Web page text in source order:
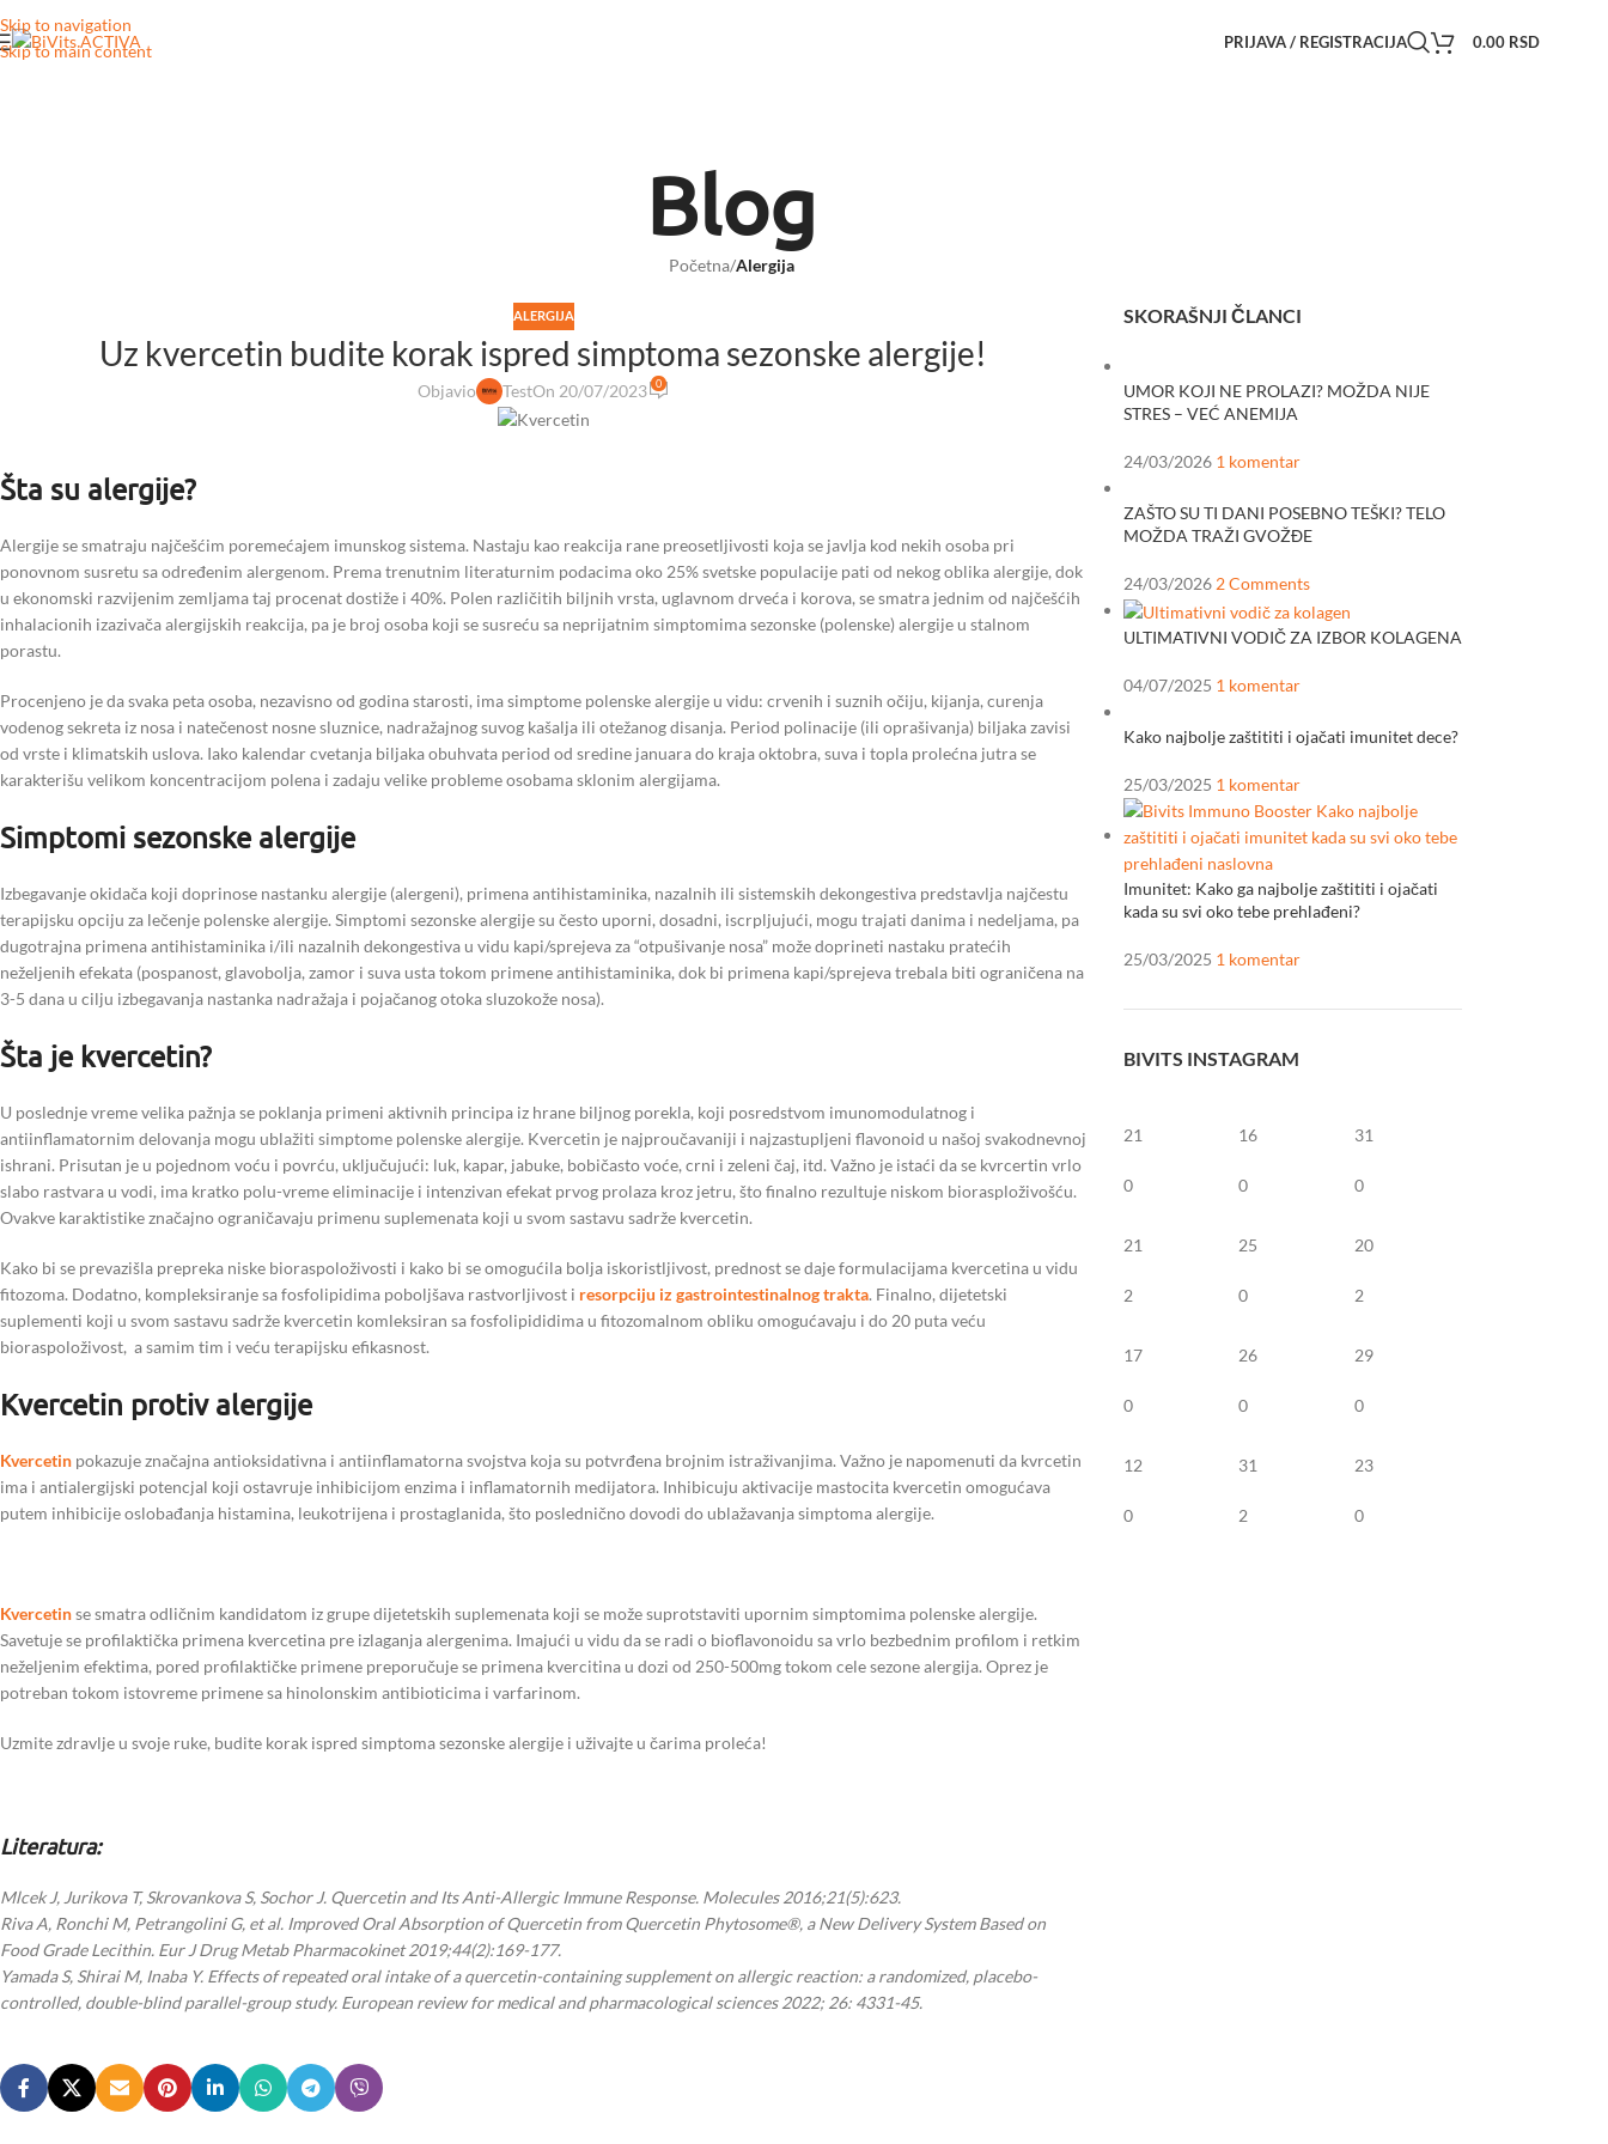
Skip to navigation
Skip to main content
PRIJAVA / REGISTRACIJA 0.00 RSD
Blog
Početna/Alergija
ALERGIJA
Uz kvercetin budite korak ispred simptoma sezonske alergije!
Objavio TestOn 20/07/2023 0
Šta su alergije?
Alergije se smatraju najčešćim poremećajem imunskog sistema. Nastaju kao reakcija rane preosetljivosti koja se javlja kod nekih osoba pri
ponovnom susretu sa određenim alergenom. Prema trenutnim literaturnim podacima oko 25% svetske populacije pati od nekog oblika alergije, dok
u ekonomski razvijenim zemljama taj procenat dostiže i 40%. Polen različitih biljnih vrsta, uglavnom drveća i korova, se smatra jednim od najčešćih
inhalacionih izazivača alergijskih reakcija, pa je broj osoba koji se susreću sa neprijatnim simptomima sezonske (polenske) alergije u stalnom
porastu.
Procenjeno je da svaka peta osoba, nezavisno od godina starosti, ima simptome polenske alergije u vidu: crvenih i suznih očiju, kijanja, curenja
vodenog sekreta iz nosa i natečenost nosne sluznice, nadražajnog suvog kašalja ili otežanog disanja. Period polinacije (ili oprašivanja) biljaka zavisi
od vrste i klimatskih uslova. Iako kalendar cvetanja biljaka obuhvata period od sredine januara do kraja oktobra, suva i topla prolećna jutra se
karakterišu velikom koncentracijom polena i zadaju velike probleme osobama sklonim alergijama.
Simptomi sezonske alergije
Izbegavanje okidača koji doprinose nastanku alergije (alergeni), primena antihistaminika, nazalnih ili sistemskih dekongestiva predstavlja najčestu
terapijsku opciju za lečenje polenske alergije. Simptomi sezonske alergije su često uporni, dosadni, iscrpljujući, mogu trajati danima i nedeljama, pa
dugotrajna primena antihistaminika i/ili nazalnih dekongestiva u vidu kapi/sprejeva za “otpušivanje nosa” može doprineti nastaku pratećih
neželjenih efekata (pospanost, glavobolja, zamor i suva usta tokom primene antihistaminika, dok bi primena kapi/sprejeva trebala biti ograničena na
3-5 dana u cilju izbegavanja nastanka nadražaja i pojačanog otoka sluzokože nosa).
Šta je kvercetin?
U poslednje vreme velika pažnja se poklanja primeni aktivnih principa iz hrane biljnog porekla, koji posredstvom imunomodulatnog i
antiinflamatornim delovanja mogu ublažiti simptome polenske alergije. Kvercetin je najproučavaniji i najzastupljeni flavonoid u našoj svakodnevnoj
ishrani. Prisutan je u pojednom voću i povrću, uključujući: luk, kapar, jabuke, bobičasto voće, crni i zeleni čaj, itd. Važno je istaći da se kvrcertin vrlo
slabo rastvara u vodi, ima kratko polu-vreme eliminacije i intenzivan efekat prvog prolaza kroz jetru, što finalno rezultuje niskom biorasploživošću.
Ovakve karaktistike značajno ograničavaju primenu suplemenata koji u svom sastavu sadrže kvercetin.
Kako bi se prevazišla prepreka niske bioraspoloživosti i kako bi se omogućila bolja iskoristljivost, prednost se daje formulacijama kvercetina u vidu
fitozoma. Dodatno, kompleksiranje sa fosfolipidima poboljšava rastvorljivost i resorpciju iz gastrointestinalnog trakta. Finalno, dijetetski
suplementi koji u svom sastavu sadrže kvercetin komleksiran sa fosfolipididima u fitozomalnom obliku omogućavaju i do 20 puta veću
bioraspoloživost, a samim tim i veću terapijsku efikasnost.
Kvercetin protiv alergije
Kvercetin pokazuje značajna antioksidativna i antiinflamatorna svojstva koja su potvrđena brojnim istraživanjima. Važno je napomenuti da kvrcetin
ima i antialergijski potencjal koji ostavruje inhibicijom enzima i inflamatornih medijatora. Inhibicuju aktivacije mastocita kvercetin omogućava
putem inhibicije oslobađanja histamina, leukotrijena i prostaglanida, što poslednično dovodi do ublažavanja simptoma alergije.
Kvercetinse smatra odličnim kandidatom iz grupe dijetetskih suplemenata koji se može suprotstaviti upornim simptomima polenske alergije.
Savetuje se profilaktička primena kvercetina pre izlaganja alergenima. Imajući u vidu da se radi o bioflavonoidu sa vrlo bezbednim profilom i retkim
neželjenim efektima, pored profilaktičke primene preporučuje se primena kvercitina u dozi od 250-500mg tokom cele sezone alergija. Oprez je
potreban tokom istovreme primene sa hinolonskim antibioticima i varfarinom.
Uzmite zdravlje u svoje ruke, budite korak ispred simptoma sezonske alergije i uživajte u čarima proleća!
Literatura:
Mlcek J, Jurikova T, Skrovankova S, Sochor J. Quercetin and Its Anti-Allergic Immune Response. Molecules 2016;21(5):623.
Riva A, Ronchi M, Petrangolini G, et al. Improved Oral Absorption of Quercetin from Quercetin Phytosome®, a New Delivery System Based on
Food Grade Lecithin. Eur J Drug Metab Pharmacokinet 2019;44(2):169-177.
Yamada S, Shirai M, Inaba Y. Effects of repeated oral intake of a quercetin-containing supplement on allergic reaction: a randomized, placebo-
controlled, double-blind parallel-group study. European review for medical and pharmacological sciences 2022; 26: 4331-45.
SKORAŠNJI ČLANCI
UMOR KOJI NE PROLAZI? MOŽDA NIJE
STRES – VEĆ ANEMIJA
24/03/2026 1 komentar
ZAŠTO SU TI DANI POSEBNO TEŠKI? TELO
MOŽDA TRAŽI GVOŽĐE
24/03/2026 2 Comments
ULTIMATIVNI VODIČ ZA IZBOR KOLAGENA
04/07/2025 1 komentar
Kako najbolje zaštititi i ojačati imunitet dece?
25/03/2025 1 komentar
Imunitet: Kako ga najbolje zaštititi i ojačati
kada su svi oko tebe prehlađeni?
25/03/2025 1 komentar
BIVITS INSTAGRAM
21
0
16
0
31
0
21
2
25
0
20
2
17
0
26
0
29
0
12
0
31
2
23
0